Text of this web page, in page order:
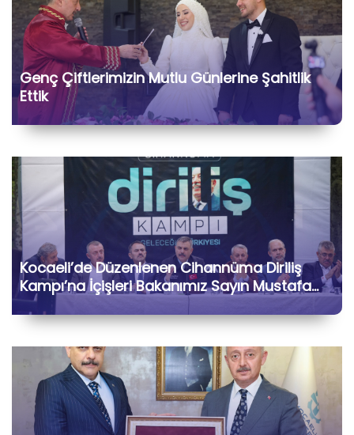
Genç Çiftlerimizin Mutlu Günlerine Şahitlik
Ettik
Kocaeli’de Düzenlenen Cihannüma Diriliş
Kampı’na İçişleri Bakanımız Sayın Mustafa
Çiftçi ile Birlikte Katılarak Kıymetli Gönül
Dostlarımızla Hasbihâl Ettik